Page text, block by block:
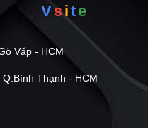
Vsite
Vấp - HCM
Thạnh - HCM